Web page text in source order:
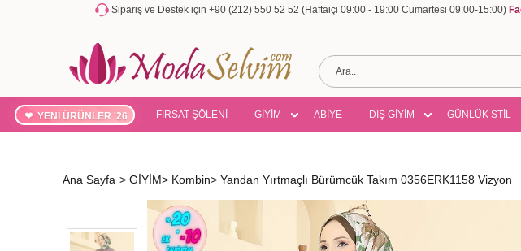
Sipariş ve Destek için +90 (212) 550 52 52 (Haftaiçi 09:00 - 19:00 Cumartesi 09:00-15:00)
YENİ ÜRÜNLER '26 FIRSAT ŞÖLENİ GİYİM ABİYE DIŞ GİYİM GÜNLÜK STİL
Ana Sayfa > GİYİM> Kombin> Yandan Yırtmaçlı Bürümcük Takım 0356ERK1158 Vizyon